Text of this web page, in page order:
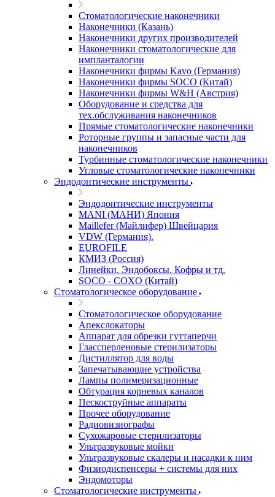
Стоматологические наконечники
Наконечники (Казань)
Наконечники других производителей
Наконечники стоматологические для
импланталогии
Наконечники фирмы Kavo (Германия)
Наконечники фирмы SOCO (Китай)
Наконечники фирмы W&H (Австрия)
Оборудование и средства для
тех.обслуживания наконечников
Прямые стоматологические наконечники
Роторные группы и запасные части для
наконечников
Турбинные стоматологические наконечники
Угловые стоматологические наконечники
Эндодонтические инструменты
Эндодонтические инструменты
MANI (МАНИ) Япония
Maillefer (Майлифер) Швейцария
VDW (Германия).
EUROFILE
КМИЗ (Россия)
Линейки. Эндобоксы. Кофры и тд.
SOCO - COXO (Китай)
Стоматологическое оборудование
Стоматологическое оборудование
Апекслокаторы
Аппарат для обрезки гуттаперчи
Глассперленовые стерилизаторы
Дистиллятор для воды
Запечатывающие устройства
Лампы полимеризационные
Обтурация корневых каналов
Пескоструйные аппараты
Прочее оборудование
Радиовизиографы
Сухожаровые стерилизаторы
Ультразвуковые мойки
Ультразвуковые скалеры и насадки к ним
Физиодиспенсеры + системы для них
Эндомоторы
Стоматологические инструменты